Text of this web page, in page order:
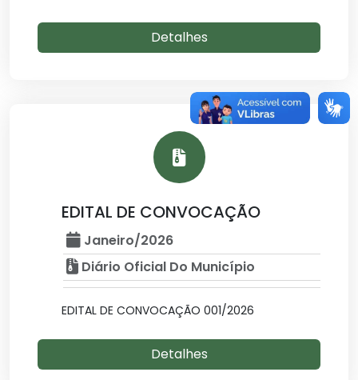
Detalhes
EDITAL DE CONVOCAÇÃO
Janeiro/2026
Diário Oficial Do Município
EDITAL DE CONVOCAÇÃO 001/2026
Detalhes